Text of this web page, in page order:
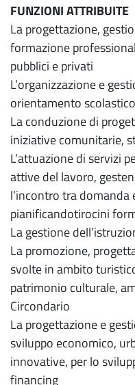
FUNZIONI ATTRIBUITE
La progettazione,
formazione
pubblici e privati
L’organizzazione e
orientamento
La conduzione di
iniziative comunitarie,
L’attuazione di servizi
attive del lavoro,
l’incontro tra
pianificandotirocini
La gestione
La promozione,
svolte in ambito
patrimonio culturale,
Circondario
La progettazione e
sviluppo economico,
innovative, per lo
financing